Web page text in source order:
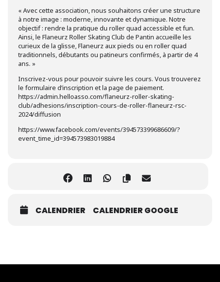
« Avec cette association, nous souhaitons créer une structure
à notre image : moderne, innovante et dynamique. Notre
objectif : rendre la pratique du roller quad accessible et fun.
Ainsi, le Flaneurz Roller Skating Club de Pantin accueille les
curieux de la glisse, Flaneurz aux pieds ou en roller quad
traditionnels, débutants ou patineurs confirmés, à partir de 4
ans. »
Inscrivez-vous pour pouvoir suivre les cours. Vous trouverez
le formulaire d’inscription et la page de paiement.
https://admin.helloasso.com/flaneurz-roller-skating-
club/adhesions/inscription-cours-de-roller-flaneurz-rsc-
2024/diffusion
https://www.facebook.com/events/394573399686609/?
event_time_id=394573983019884
CALENDRIER CALENDRIER GOOGLE